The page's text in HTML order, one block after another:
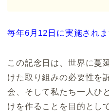
毎年6月12日に実施されま
この記念日は、世界に蔓
けた取り組みの必要性を
会、そして私たち一人ひ
けを作ることを目的とし